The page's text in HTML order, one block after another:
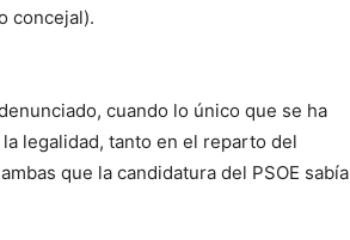
concejal).
cuando lo único que se ha
legalidad, tanto en el reparto del
que la candidatura del PSOE sabía